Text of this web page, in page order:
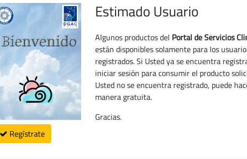
Regístrate
Estimado Usuario
Algunos productos del Portal de Servicios
están disponibles solamente para los
registrados. Si Usted ya se encuentra
iniciar sesión para consumir el producto
Usted no se encuentra registrado, puede
manera gratuita.
Gracias.